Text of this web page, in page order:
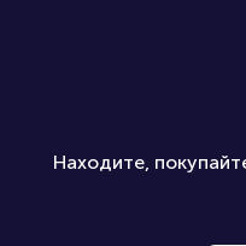
Находите,